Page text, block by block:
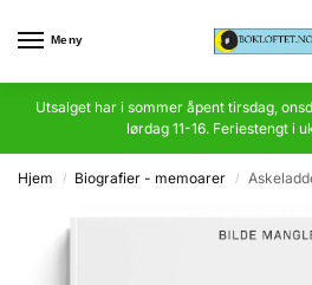
Meny
Utsalget har i sommer åpent tirsdag,
lørdag 11-16. Feriestengt i
Hjem / Biografier - memoarer /